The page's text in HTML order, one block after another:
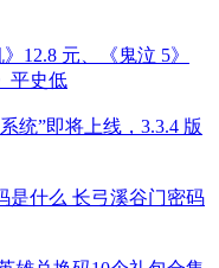
12.8 元、《鬼泣 5》
平史低
统”即将上线，3.3.4 版
是什么 长弓溪谷门密码